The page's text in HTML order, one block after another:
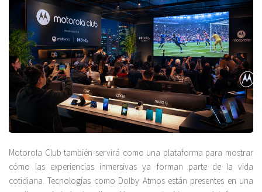
Motorola Club también servirá como una plataforma para mostrar
cómo las experiencias inmersivas ya forman parte de la vida
cotidiana. Tecnologías como Dolby Atmos están presentes en una